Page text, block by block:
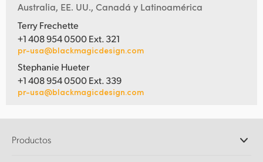
Australia, EE. UU., Canadá y Latinoamérica
Terry Frechette
+1 408 954 0500 Ext. 321
pr-usa@blackmagicdesign.com
Stephanie Hueter
+1 408 954 0500 Ext. 339
pr-usa@blackmagicdesign.com
Productos